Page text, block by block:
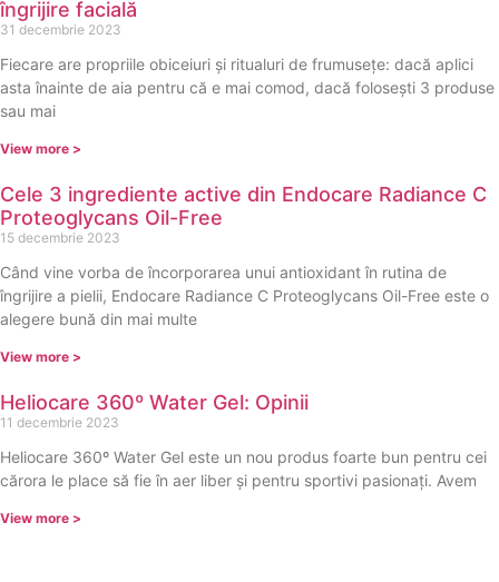
îngrijire facială
31 decembrie 2023
Fiecare are propriile obiceiuri și ritualuri de frumusețe: dacă aplici
asta înainte de aia pentru că e mai comod, dacă folosești 3 produse
sau mai
View more >
Cele 3 ingrediente active din Endocare Radiance C
Proteoglycans Oil-Free
15 decembrie 2023
Când vine vorba de încorporarea unui antioxidant în rutina de
îngrijire a pielii, Endocare Radiance C Proteoglycans Oil-Free este o
alegere bună din mai multe
View more >
Heliocare 360º Water Gel: Opinii
11 decembrie 2023
Heliocare 360º Water Gel este un nou produs foarte bun pentru cei
cărora le place să fie în aer liber și pentru sportivi pasionați. Avem
View more >